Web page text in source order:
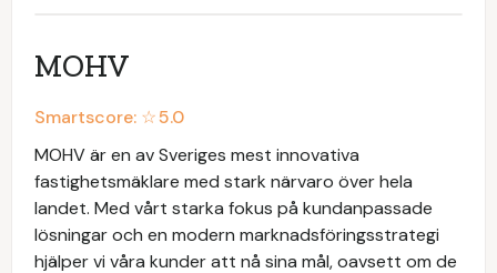
MOHV
Smartscore: ☆5.0
MOHV är en av Sveriges mest innovativa
fastighetsmäklare med stark närvaro över hela
landet. Med vårt starka fokus på kundanpassade
lösningar och en modern marknadsföringsstrategi
hjälper vi våra kunder att nå sina mål, oavsett om de